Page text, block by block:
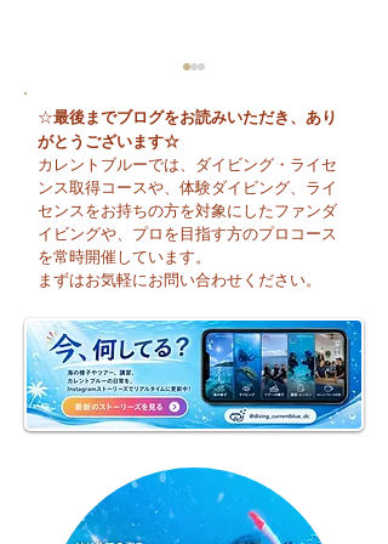
😊 海へ戻る第一歩！リ
フレッシュコース開催♪
☆最後までブログをお読みいただき、あり
がとうございます☆
カレントブルーでは、ダイビング・ライセ
ンス取得コースや、体験ダイビング、ライ
センスをお持ちの方を対象にしたファンダ
イビングや、プロを目指す方のプロコース
を常時開催しています。
まずはお気軽にお問い合わせください。